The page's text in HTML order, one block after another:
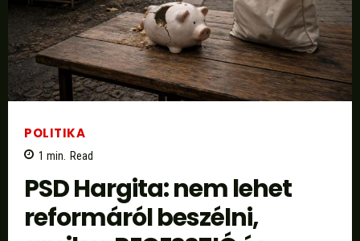
POLITIKA
1 min. Read
PSD Hargita: nem lehet
reformáról beszélni,